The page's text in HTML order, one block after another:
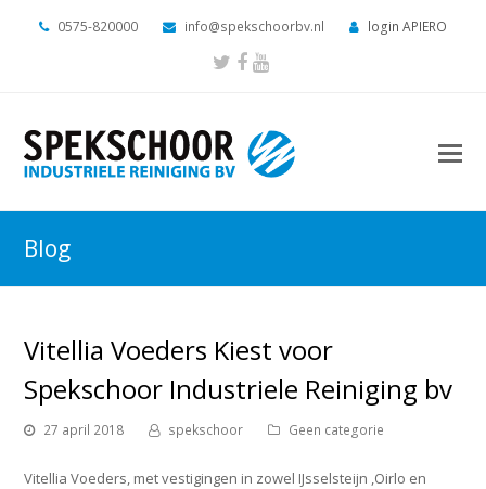
0575-820000 info@spekschoorbv.nl login APIERO
Twitter
Facebook
Youtube
Blog
Vitellia Voeders Kiest voor
Spekschoor Industriele Reiniging bv
27 april 2018 spekschoor Geen categorie
Vitellia Voeders, met vestigingen in zowel IJsselsteijn ,Oirlo en